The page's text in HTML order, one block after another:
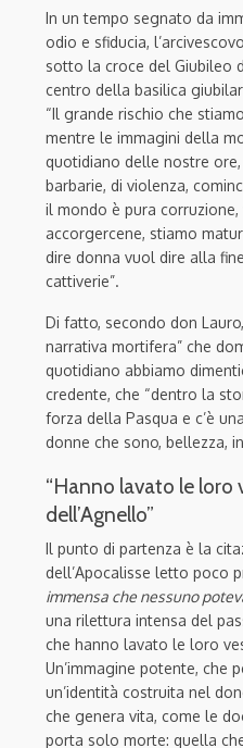
In un tempo segnato da
odio e sfiducia,
sotto la croce del Giubileo
centro della basilica
“Il grande rischio che
mentre le immagini della
quotidiano delle nostre
barbarie, di violenza,
il mondo è pura
accorgercene, stiamo
dire donna vuol dire alla
cattiverie”.
Di fatto, secondo don
narrativa mortifera” che
quotidiano abbiamo
credente, che “dentro la
forza della Pasqua e c’è
donne che sono, bellezza,
“Hanno lavato le loro
dell’Agnello”
Il punto di partenza è la
dell’Apocalisse letto poco
immensa che nessuno
una rilettura intensa del
che hanno lavato le loro
Un’immagine potente, che
un’identità costruita nel
che genera vita, come le
porta solo morte: quella